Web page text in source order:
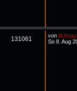
131061 von
So 8. Aug